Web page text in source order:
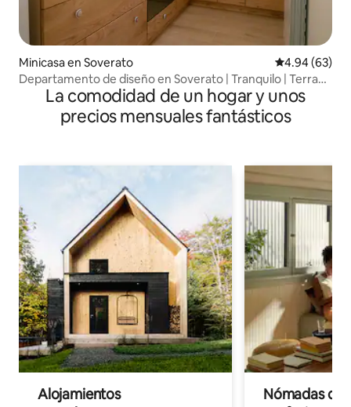
Minicasa en Soverato Calificación
4.94 (63)
Departamento de diseño en Soverato | Tranquilo | Terraza
| A 6 min del mar
La comodidad de un hogar y unos
precios mensuales fantásticos
Alojamientos
Nómadas